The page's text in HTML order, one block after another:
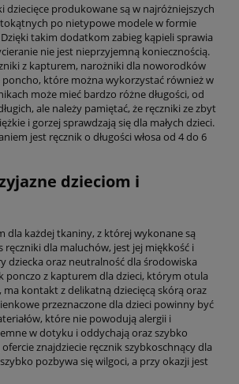
dziecięce produkowane są w najróżniejszych
po nietypowe modele w formie
takim dodatkom zabieg kąpieli sprawia
nie jest nieprzyjemną koniecznością.
z kapturem, narożniki dla noworodków
poncho, które można wykorzystać również w
może mieć bardzo różne długości, od
ale należy pamiętać, że ręczniki ze zbyt
i gorzej sprawdzają się dla małych dzieci.
jest ręcznik o długości włosa od 4 do 6
dzieciom i
dla każdej tkaniny, z której wykonane są
ręczniki dla maluchów, jest jej miękkość i
dziecka oraz neutralność dla środowiska
ponczo z kapturem dla dzieci, którym otula
ma kontakt z delikatną dziecięcą skórą oraz
przeznaczone dla dzieci powinny być
które nie powodują alergii i
w dotyku i oddychają oraz szybko
znajdziecie ręcznik szybkoschnący dla
pozbywa się wilgoci, a przy okazji jest